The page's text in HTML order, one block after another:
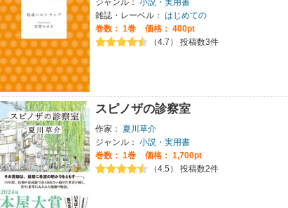
雑誌・レーベル： はじめての
巻数： 1巻
価格： 400pt
（4.7） 投稿数3件
スピノザの診察室
作家： 夏川草介
ジャンル： 小説・実用書
巻数： 1巻
価格： 1,700pt
（4.5） 投稿数2件